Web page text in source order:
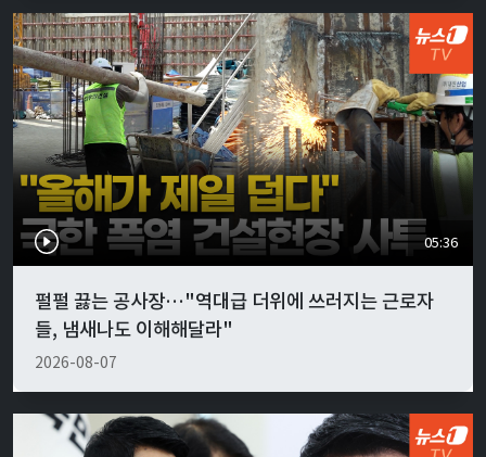
05:36
펄펄 끓는 공사장…"역대급 더위에 쓰러지는 근로자
들, 냄새나도 이해해달라"
2026-08-07